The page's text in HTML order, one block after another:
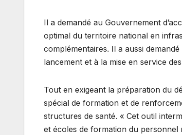
Il a demandé au Gouvernement
optimal du territoire national en
complémentaires. Il a aussi
lancement et à la mise en service
Tout en exigeant la préparation du
spécial de formation et de
structures de santé. « Cet outil
et écoles de formation du personnel